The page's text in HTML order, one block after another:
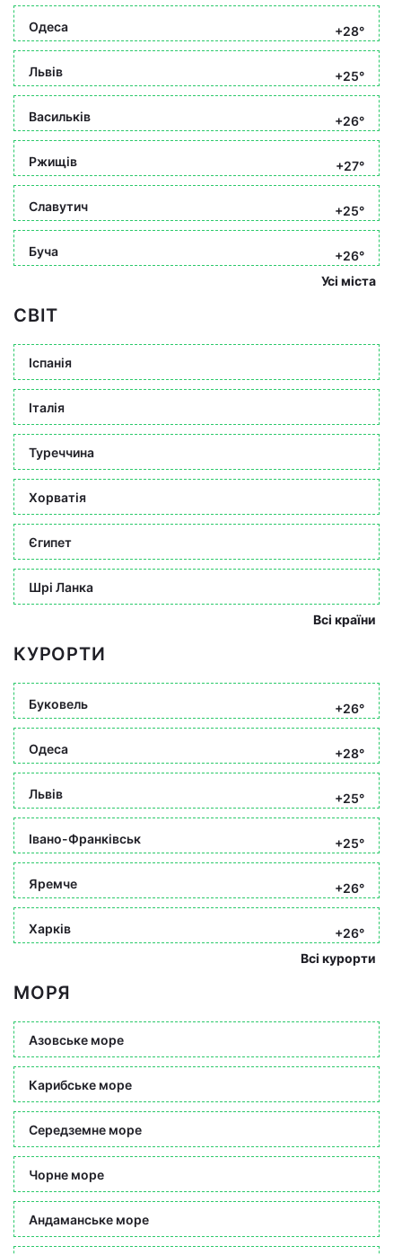
Одеса +28°
Львів +25°
Васильків +26°
Ржищів +27°
Славутич +25°
Буча
+26°
Усі міста
СВІТ
Іспанія
Італія
Туреччина
Хорватія
Єгипет
Шрі Ланка
Всі країни
КУРОРТИ
Буковель +26°
Одеса +28°
Львів +25°
Івано-Франківськ +25°
Яремче +26°
Харків
+26°
Всі курорти
МОРЯ
Азовське море
Карибське море
Середземне море
Чорне море
Андаманське море